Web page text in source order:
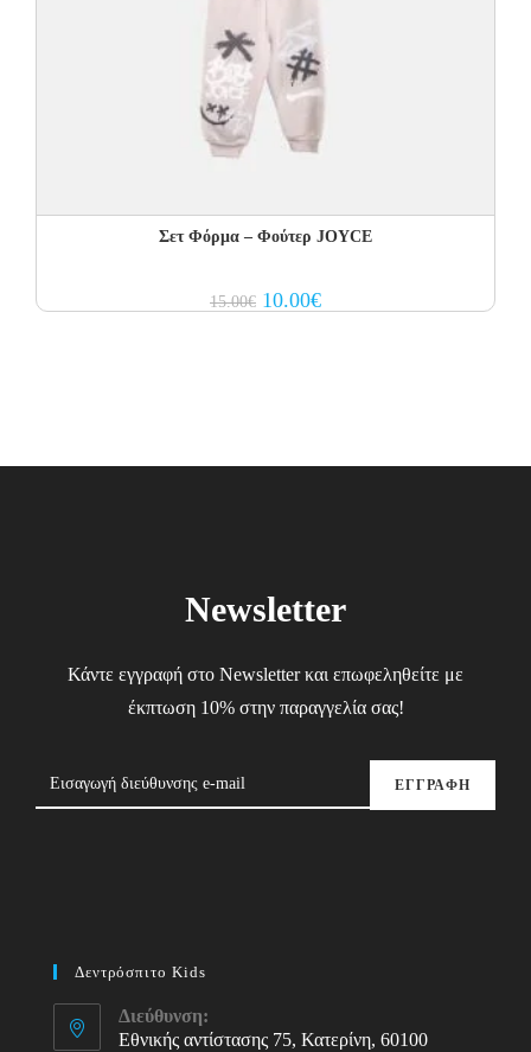
Σετ Φόρμα – Φούτερ JOYCE
15.00€ Original
price
10.00€Current
price
Newsletter
Κάντε εγγραφή στο Newsletter και επωφεληθείτε με
έκπτωση 10% στην παραγγελία σας!
ΕΓΓΡΑΦΗ
Δεντρόσπιτο Kids
Διεύθυνση:
Εθνικής αντίστασης 75, Κατερίνη, 60100